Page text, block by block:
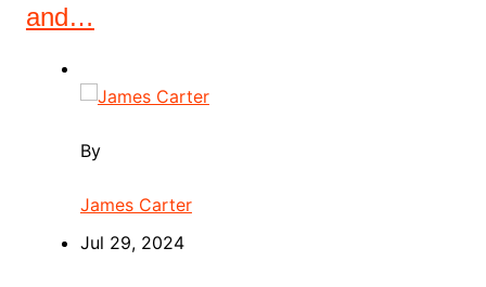
and…
By
James Carter
Jul 29, 2024